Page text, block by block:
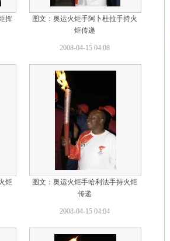
挥
图文：奥运火炬手阿卜杜拉手持火
炬传递
2008-04-15 04:08
炬
图文：奥运火炬手哈利法手持火炬
传递
2008-04-15 04:04